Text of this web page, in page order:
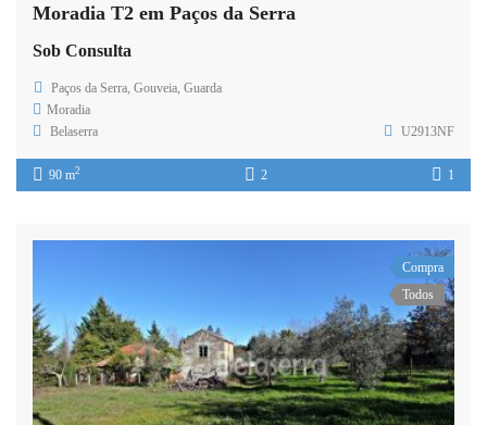
Moradia T2 em Paços da Serra
Sob Consulta
Paços da Serra, Gouveia, Guarda
Moradia
Belaserra
U2913NF
90 m2 2 1
Compra
Todos